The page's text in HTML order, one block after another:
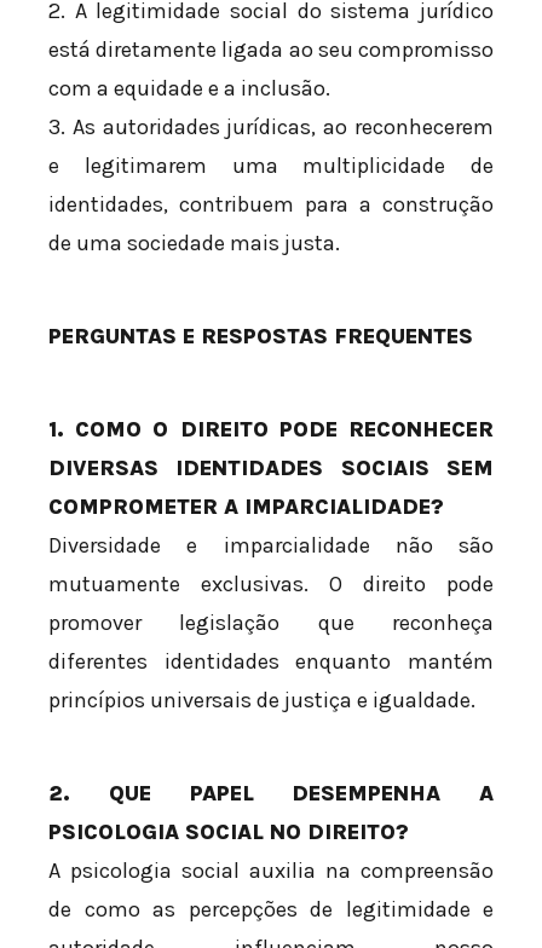
2. A legitimidade social do sistema jurídico
está diretamente ligada ao seu compromisso
com a equidade e a inclusão.
3. As autoridades jurídicas, ao reconhecerem
e legitimarem uma multiplicidade de
identidades, contribuem para a construção
de uma sociedade mais justa.
PERGUNTAS E RESPOSTAS FREQUENTES
1. COMO O DIREITO PODE RECONHECER
DIVERSAS IDENTIDADES SOCIAIS SEM
COMPROMETER A IMPARCIALIDADE?
Diversidade e imparcialidade não são
mutuamente exclusivas. O direito pode
promover legislação que reconheça
diferentes identidades enquanto mantém
princípios universais de justiça e igualdade.
2. QUE PAPEL DESEMPENHA A
PSICOLOGIA SOCIAL NO DIREITO?
A psicologia social auxilia na compreensão
de como as percepções de legitimidade e